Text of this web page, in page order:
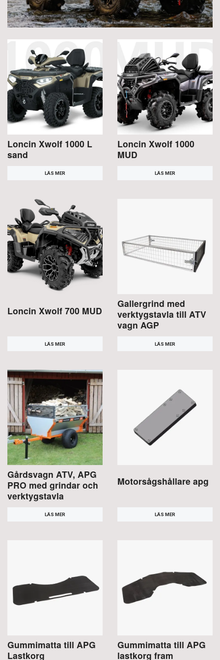
Loncin Xwolf 1000 L
sand
LÄS MER
Loncin Xwolf 1000
MUD
LÄS MER
Loncin Xwolf 700 MUD
LÄS MER
Gallergrind med
verktygstavla till ATV
vagn AGP
LÄS MER
Gårdsvagn ATV, APG
PRO med grindar och
verktygstavla
LÄS MER
Motorsågshållare apg
LÄS MER
Gummimatta till APG
Lastkorg
Gummimatta till APG
lastkorg fram